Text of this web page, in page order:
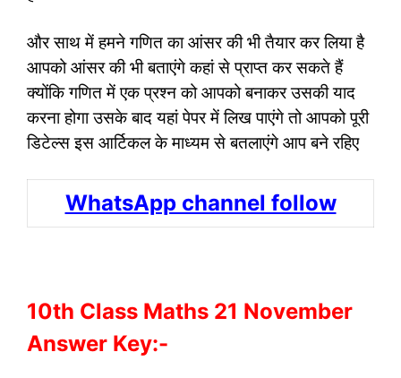
और साथ में हमने गणित का आंसर की भी तैयार कर लिया है
आपको आंसर की भी बताएंगे कहां से प्राप्त कर सकते हैं
क्योंकि गणित में एक प्रश्न को आपको बनाकर उसकी याद
करना होगा उसके बाद यहां पेपर में लिख पाएंगे तो आपको पूरी
डिटेल्स इस आर्टिकल के माध्यम से बतलाएंगे आप बने रहिए
WhatsApp channel follow
10th Class Maths 21 November
Answer Key:-